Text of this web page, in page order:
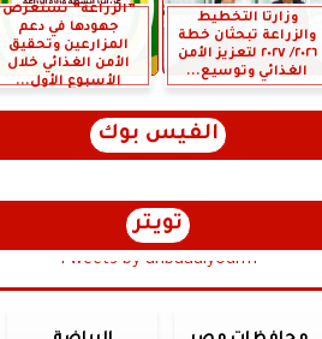
وزارتا التخطيط
والزراعة تبحثان خطة
٢٠٢٦/ ٢٠٢٧ لتعزيز الأمن
الغذائي وتوسيع...
”الزراعة” تستعرض
جهودها في دعم
المزارعين وتحقيق
الأمن الغذائي خلال
الأسبوع الأول...
الفيس بوك
تويتر
Tweets by anbaaalyoum1